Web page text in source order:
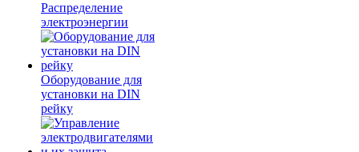
Распределение
электроэнергии
Оборудование для
установки на DIN
рейку